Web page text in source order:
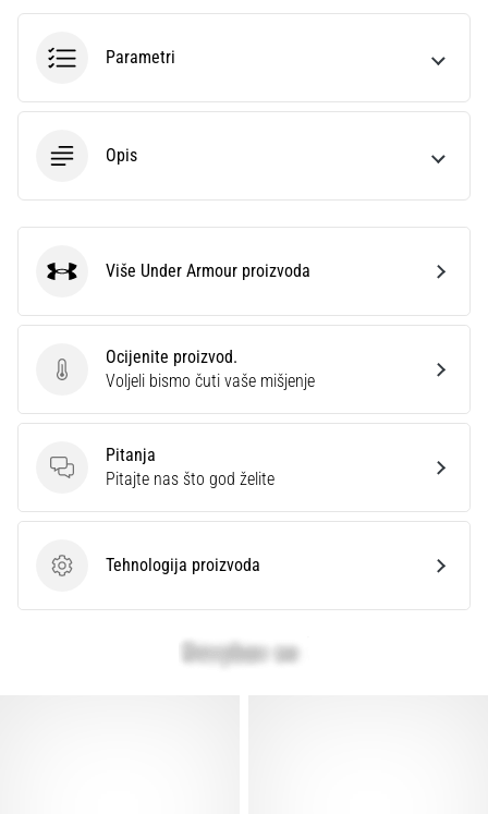
Parametri
Opis
Ocijenite proizvod.
Ocijenite proizvod.
Voljeli bismo čuti vaše mišjenje
Pitanja
Pitanja
Pitajte nas što god želite
Tehnologija proizvoda
Tehnologija proizvoda
Under Armour
Više Under Armour proizvoda